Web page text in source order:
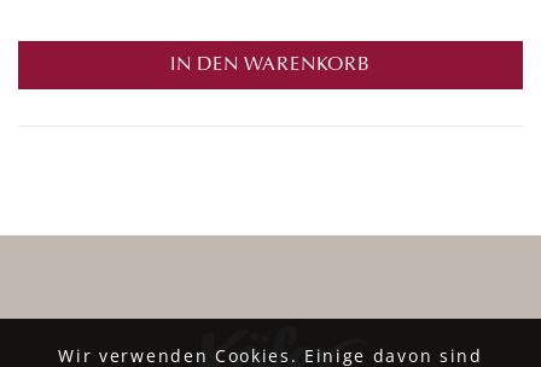
IN DEN WARENKORB
Wir verwenden Cookies. Einige davon sind